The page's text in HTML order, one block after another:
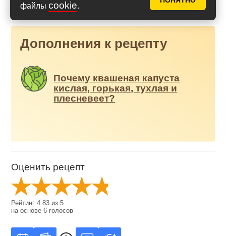
файлы cookie.
Дополнения к рецепту
Почему квашеная капуста
кислая, горькая, тухлая и
плесневеет?
Оценить рецепт
Рейтинг4.83 из5
на основе6 голосов